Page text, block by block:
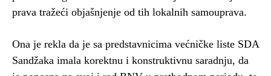
prava tražeći objašnjenje od tih lokalnih samouprava.
Ona je rekla da je sa predstavnicima većničke liste SDA
Sandžaka imala korektnu i konstruktivnu saradnju, da